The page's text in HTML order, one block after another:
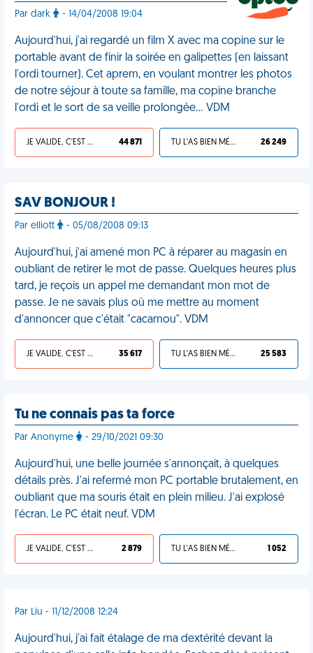
Par dark - 14/04/2008 19:04
Aujourd'hui, j'ai regardé un film X avec ma copine sur le
portable avant de finir la soirée en galipettes (en laissant
l'ordi tourner). Cet aprem, en voulant montrer les photos
de notre séjour à toute sa famille, ma copine branche
l'ordi et le sort de sa veille prolongée... VDM
JE VALIDE, C'EST UNE VDM 44 871 TU L'AS BIEN MÉRITÉ 26 249
SAV BONJOUR !
Par elliott - 05/08/2008 09:13
Aujourd'hui, j'ai amené mon PC à réparer au magasin en
oubliant de retirer le mot de passe. Quelques heures plus
tard, je reçois un appel me demandant mon mot de
passe. Je ne savais plus où me mettre au moment
d'annoncer que c'était "cacamou". VDM
JE VALIDE, C'EST UNE VDM 35 617 TU L'AS BIEN MÉRITÉ 25 583
Tu ne connais pas ta force
Par Anonyme - 29/10/2021 09:30
Aujourd'hui, une belle journée s'annonçait, à quelques
détails près. J'ai refermé mon PC portable brutalement, en
oubliant que ma souris était en plein milieu. J'ai explosé
l'écran. Le PC était neuf. VDM
JE VALIDE, C'EST UNE VDM 2 879 TU L'AS BIEN MÉRITÉ 1 052
Par Liu - 11/12/2008 12:24
Aujourd'hui, j'ai fait étalage de ma dextérité devant la